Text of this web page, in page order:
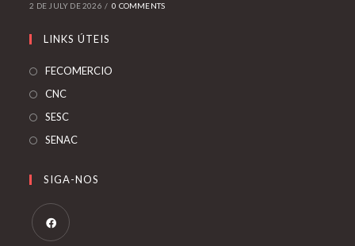
2 DE JULY DE 2026 / 0 COMMENTS
LINKS ÚTEIS
FECOMERCIO
CNC
SESC
SENAC
SIGA-NOS